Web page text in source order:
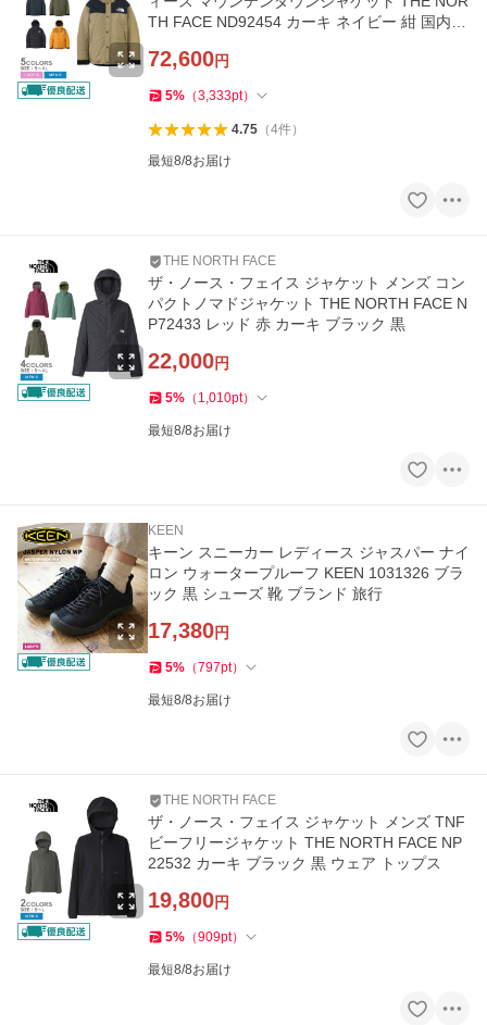
TH FACE ND92454 カーキ ネイビー 紺 国内正
72,600円
5% （3,333pt）
4.75（4件）
最短8/8お届け
THE NORTH FACE
ザ・ノース・フェイス ジャケット メンズ コン
パクトノマドジャケット THE NORTH FACE N
P72433 レッド 赤 カーキ ブラック 黒
22,000円
5% （ 1,010pt）
最短8/8お届け
KEEN
キーン スニーカー レディース ジャスパー ナイ
ロン ウォータープルーフ KEEN 1031326 ブラ
ック 黒 シューズ 靴 ブランド 旅行
17,380円
5% （797pt）
最短8/8お届け
THE NORTH FACE
ザ・ノース・フェイス ジャケット メンズ TNF
ビーフリージャケット THE NORTH FACE NP
22532 カーキ ブラック 黒 ウェア トップス
19,800円
5% （909pt）
最短8/8お届け